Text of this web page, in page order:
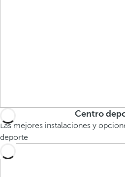
Centro
Las mejores instalaciones y
deporte